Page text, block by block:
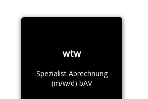
wtw
Spezialist Abrechnung
(m/w/d) bAV